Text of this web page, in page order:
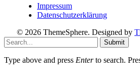
Impressum
Datenschutzerklärung
© 2026 ThemeSphere. Designed by
Submit
Type above and press Enterto search.